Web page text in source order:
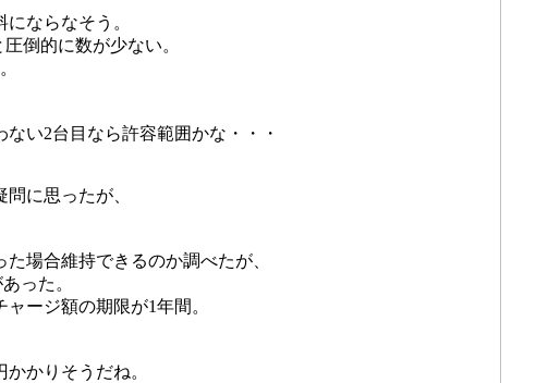
ならなそう。
倒的に数が少ない。
い2台目なら許容範囲かな・・・
に思ったが、
場合維持できるのか調べたが、
った。
ージ額の期限が1年間。
かりそうだね。